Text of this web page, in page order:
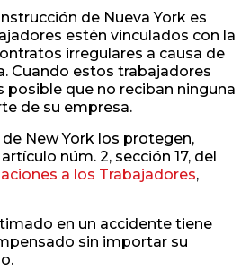
de Nueva York es
estén vinculados con la
irregulares a causa de
Cuando estos trabajadores
posible que no reciban ninguna
de su empresa.
New York los protegen,
núm. 2, sección 17, del
a los Trabajadores,
en un accidente tiene
sin importar su